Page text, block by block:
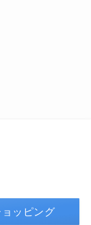
ッピング